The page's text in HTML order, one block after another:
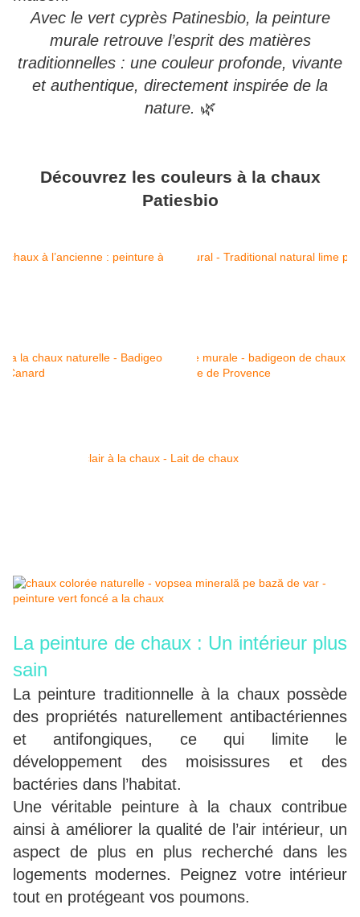
Avec le vert cyprès Patinesbio, la peinture
murale retrouve l’esprit des matières
traditionnelles : une couleur profonde, vivante
et authentique, directement inspirée de la
nature. 🌿
Découvrez les couleurs à la chaux
Patiesbio
La peinture de chaux : Un intérieur plus
sain
La peinture traditionnelle à la chaux possède
des propriétés naturellement antibactériennes
et antifongiques, ce qui limite le
développement des moisissures et des
bactéries dans l’habitat.
Une véritable peinture à la chaux contribue
ainsi à améliorer la qualité de l’air intérieur, un
aspect de plus en plus recherché dans les
logements modernes. Peignez votre intérieur
tout en protégeant vos poumons.